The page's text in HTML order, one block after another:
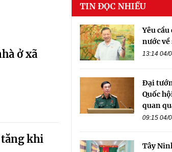
ở xã
khi
TIN ĐỌC NHIỀU
Yêu
nước về
13:14 04/
Đại
Quốc
quan
09:15 04/
Tây